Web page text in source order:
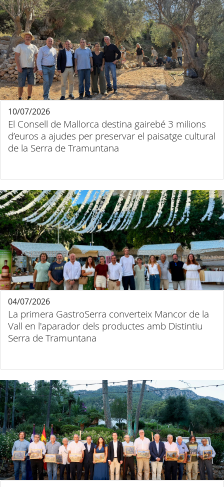
El Consell de Mallorca destina gairebé 3 milions
d’euros a ajudes per preservar el paisatge cultural
de la Serra de Tramuntana
10/07/2026
La primera GastroSerra converteix Mancor de la
Vall en l'aparador dels productes amb Distintiu
Serra de Tramuntana
04/07/2026